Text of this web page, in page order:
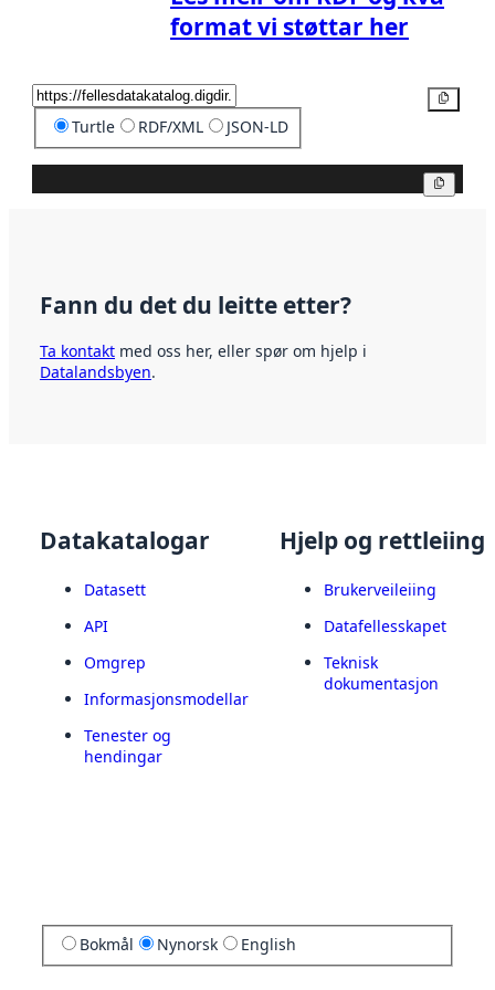
format vi støttar her
Turtle RDF/XML JSON-LD
Fann du det du leitte etter?
Ta kontakt med oss her, eller spør om hjelp i
Datalandsbyen.
Datakatalogar
Datasett
API
Omgrep
Informasjonsmodellar
Tenester og
hendingar
Hjelp og rettleiing
Brukerveileiing
Datafellesskapet
Teknisk
dokumentasjon
Bokmål Nynorsk English